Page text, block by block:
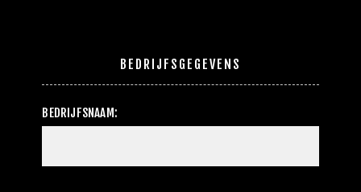
BEDRIJFSGEGEVENS
BEDRIJFSNAAM: